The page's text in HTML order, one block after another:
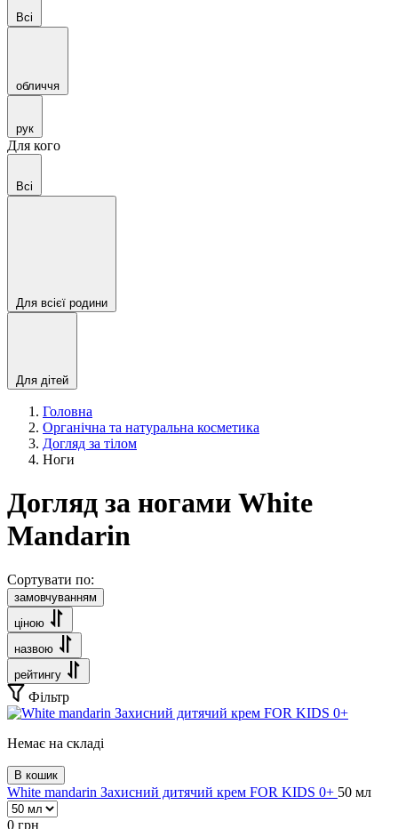
Всі
обличчя
рук
Для кого
Всі
Для всієї родини
Для дітей
Головна
Органічна та натуральна косметика
Догляд за тілом
Ноги
Догляд за ногами White
Mandarin
Сортувати по:
замовчуванням
ціною
назвою
рейтингу
Фільтр
Немає на складі
В кошик
White mandarin Захисний дитячий крем FOR KIDS 0+ 50 мл
0 грн